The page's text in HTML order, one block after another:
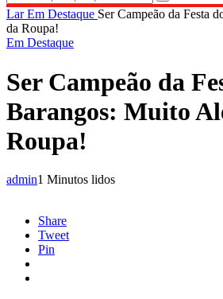
LarEm Destaque Ser Campeão da Festa
da Roupa!
Em Destaque
Ser Campeão da
Barangos: Muito
Roupa!
admin1 Minutos lidos
Share
Tweet
Pin